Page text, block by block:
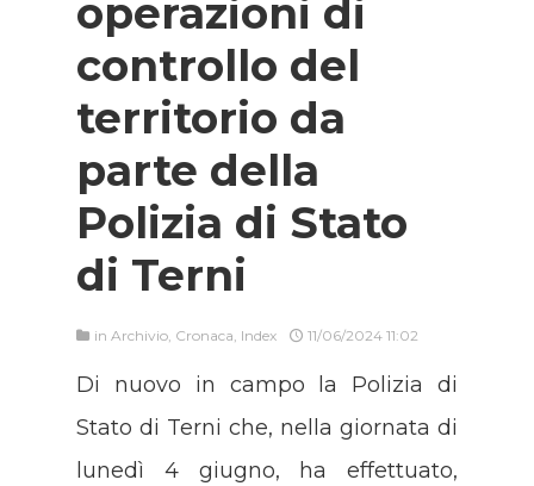
operazioni di
controllo del
territorio da
parte della
Polizia di Stato
di Terni
in Archivio, Cronaca, Index 11/06/2024 11:02
Di nuovo in campo la Polizia di
Stato di Terni che, nella giornata di
lunedì 4 giugno, ha effettuato,